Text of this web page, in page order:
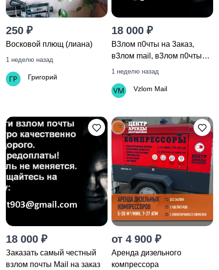
250 ₽
Восковой плющ (лиана)
1 неделю назад
Григорий
18 000 ₽
B3лoм п0чты на 3акaз,
в3лoм mail, в3лoм п0чты
яндекс, в3лoм майл, в3лoм
1 неделю назад
Vzlom Mail
18 000 ₽
Заказать самый честный
взлом почты Mail на заказ
от 4 900 ₽
Аренда дизельного
компрессора